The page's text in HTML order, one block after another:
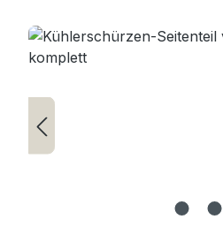
Bildergalerie überspringen